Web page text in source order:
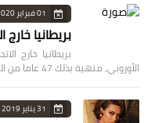
01 فبراير 2020
بريطانيا خارج
الأوروبي، منهية بذلك 47 عاما من الزواج الصاخب بين لند…
31 يناير 2019